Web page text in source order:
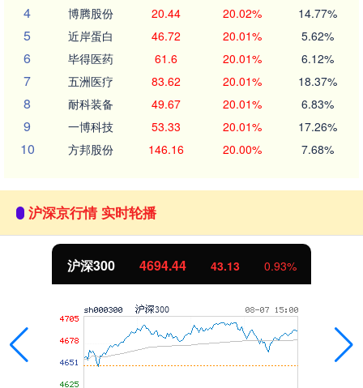
4 博腾股份 20.44 20.02% 14.77%
5 近岸蛋白 46.72 20.01% 5.62%
6 毕得医药 61.6 20.01% 6.12%
7 五洲医疗 83.62 20.01% 18.37%
8 耐科装备 49.67 20.01% 6.83%
9 一博科技 53.33 20.01% 17.26%
10 方邦股份 146.16 20.00% 7.68%
沪深京行情 实时轮播
沪深300 4694.44 43.13 0.93%